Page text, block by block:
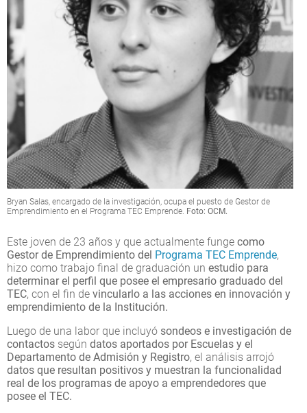
Bryan Salas, encargado de la investigación, ocupa el puesto de Gestor de
Emprendimiento en el Programa TEC Emprende. Foto: OCM.
Este joven de 23 años y que actualmente funge como
Gestor de Emprendimiento del Programa TEC Emprende,
hizo como trabajo final de graduación un estudio para
determinar el perfil que posee el empresario graduado del
TEC, con el fin de vincularlo a las acciones en innovación y
emprendimiento de la Institución.
Luego de una labor que incluyó sondeos e investigación de
contactos según datos aportados por Escuelas y el
Departamento de Admisión y Registro, el análisis arrojó
datos que resultan positivos y muestran la funcionalidad
real de los programas de apoyo a emprendedores que
posee el TEC.